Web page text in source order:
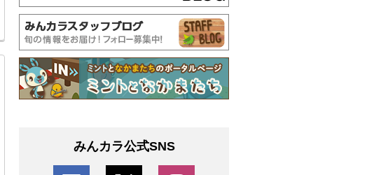
みんカラ公式SNS